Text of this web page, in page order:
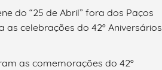
do “25 de Abril” fora dos Paços
celebrações do 42º Aniversários
as comemorações do 42º